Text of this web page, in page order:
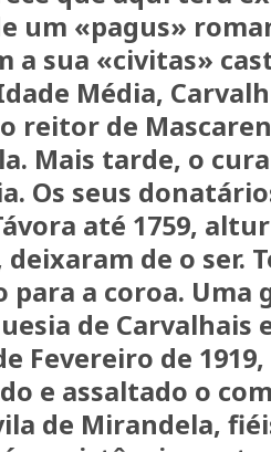
um «pagus»
a sua «civitas»
Média,
reitor de
Mais tarde, o
Os seus
até 1759,
de o ser.
para a coroa. Uma
de Carvalhais
Fevereiro de
e assaltado o
de Mirandela,